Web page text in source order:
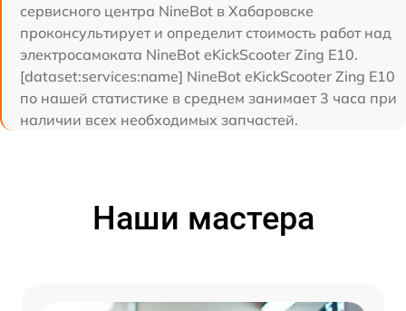
сервисного центра NineBot в Хабаровске
проконсультирует и определит стоимость работ над
электросамоката NineBot eKickScooter Zing E10.
[dataset:services:name] NineBot eKickScooter Zing E10
по нашей статистике в среднем занимает 3 часа при
наличии всех необходимых запчастей.
Наши мастера